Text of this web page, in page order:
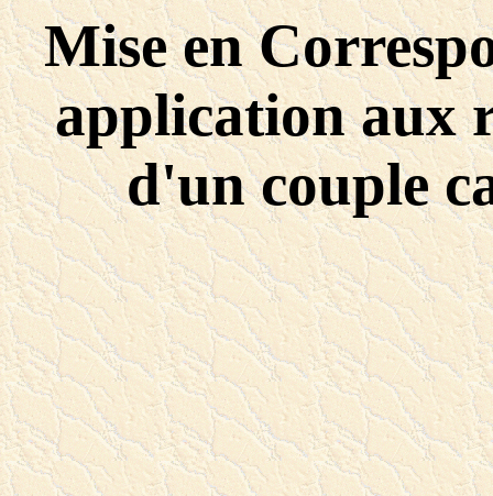
Mise en
application aux
d'un couple